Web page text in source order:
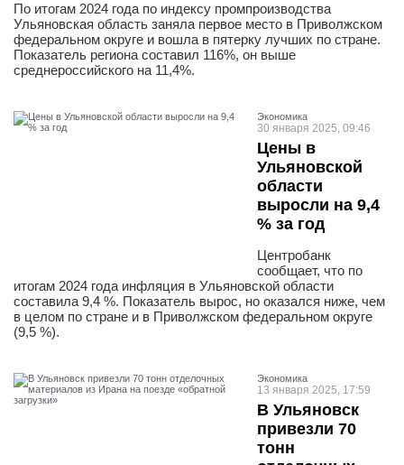
По итогам 2024 года по индексу промпроизводства
Ульяновская область заняла первое место в Приволжском
федеральном округе и вошла в пятерку лучших по стране.
Показатель региона составил 116%, он выше
среднероссийского на 11,4%.
Экономика
30 января 2025, 09:46
Цены в
Ульяновской
области
выросли на 9,4
% за год
Центробанк
сообщает, что по
итогам 2024 года инфляция в Ульяновской области
составила 9,4 %. Показатель вырос, но оказался ниже, чем
в целом по стране и в Приволжском федеральном округе
(9,5 %).
Экономика
13 января 2025, 17:59
В Ульяновск
привезли 70
тонн